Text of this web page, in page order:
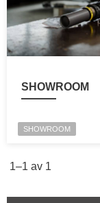
SHOWROOM
SHOWROOM
1–1 av 1